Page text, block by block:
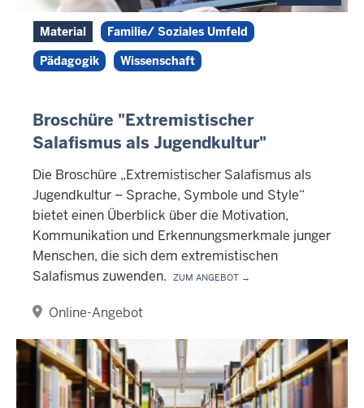
Material
Familie/ Soziales Umfeld
Pädagogik
Wissenschaft
Broschüre "Extremistischer
Salafismus als Jugendkultur"
Die Broschüre „Extremistischer Salafismus als
Jugendkultur – Sprache, Symbole und Style“
bietet einen Überblick über die Motivation,
Kommunikation und Erkennungsmerkmale junger
Menschen, die sich dem extremistischen
Salafismus zuwenden. Zum Angebot →
Online-Angebot